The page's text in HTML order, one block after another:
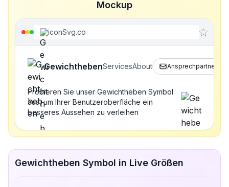
Mockup
iconSvg.co
GewichthebenServicesAbout Ansprechpartner
Probieren Sie unser Gewichtheben Symbol
aus, um Ihrer Benutzeroberfläche ein
besseres Aussehen zu verleihen
Gewichtheben Symbol in Live Größen